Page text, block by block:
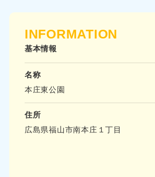
INFORMATION
基本情報
名称
本庄東公園
住所
広島県福山市南本庄１丁目